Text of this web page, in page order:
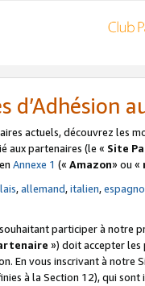
d’Adhésion
actuels, découvrez les
aux partenaires (le « Site
Annexe 1 (« Amazon» ou «
,allemand,italien,
participer à notre
») doit accepter les
En vous inscrivant à notre
à la Section 12), qui